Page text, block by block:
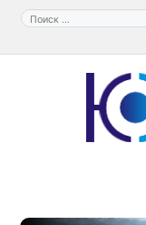
Перейти
содержимому
Поиск: